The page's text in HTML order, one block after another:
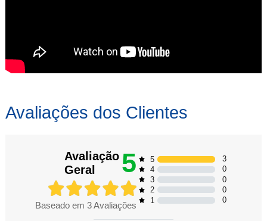
Avaliações dos Clientes
Avaliação
Geral
5
Baseado em 3Avaliações
5
3
4
0
3
0
2
0
1
0